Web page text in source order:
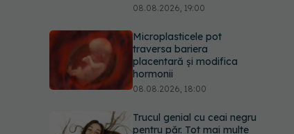
08.08.2026, 19:00
Microplasticele pot
traversa bariera
placentară și modifica
hormonii
08.08.2026, 18:00
Trucul genial cu ceai negru
pentru păr. Tot mai multe